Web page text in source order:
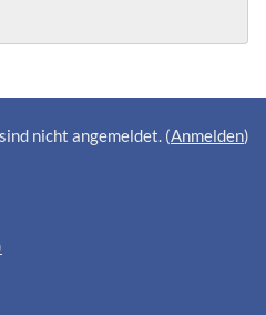
nicht angemeldet. (Anmelden)